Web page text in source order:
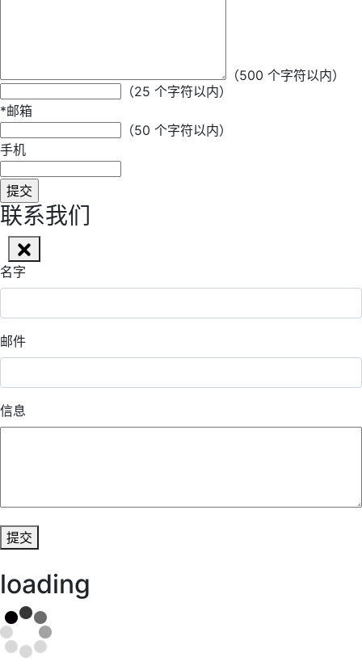
（500 个字符以内）
（25 个字符以内）
*邮箱
（50 个字符以内）
手机
联系我们
名字
邮件
信息
提交
loading